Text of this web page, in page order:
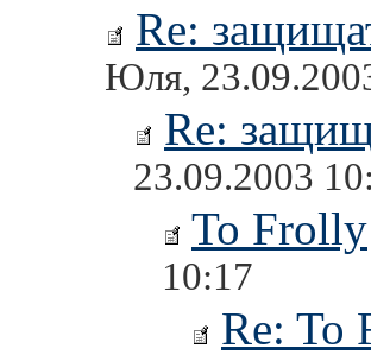
Re:
Юля,
Re:
23.09.2003
To Frolly
10:17
Re: To